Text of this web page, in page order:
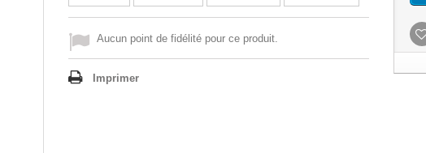
Aucun point de fidélité pour ce produit.
Imprimer